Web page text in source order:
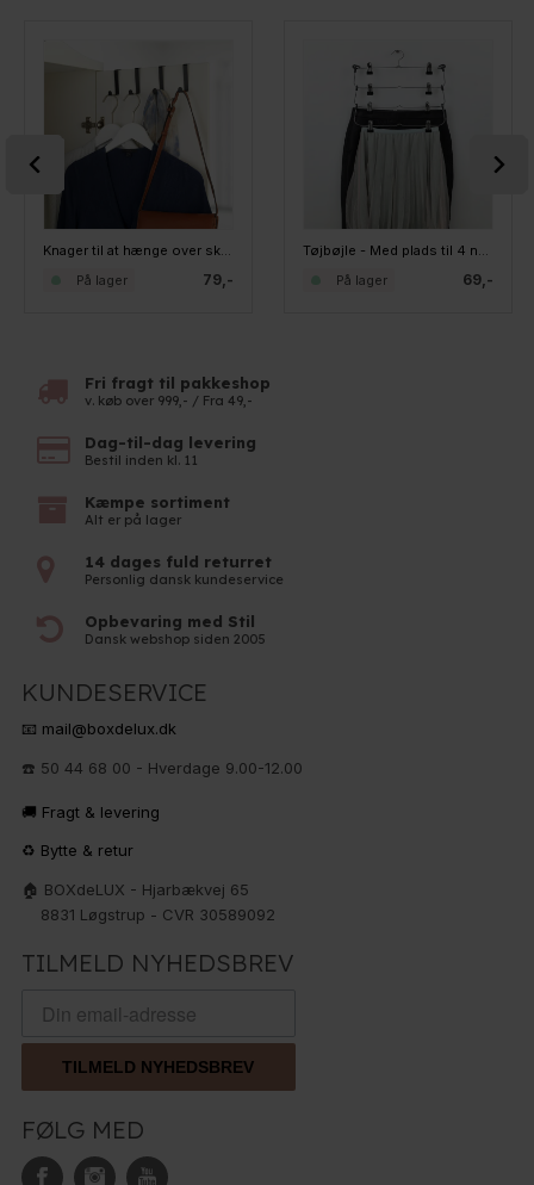
Knager til at hænge over skabslågen/døren - Elba, sæt med 4 stk. SORT
79,-
På lager
Tøjbøjle - Med plads til 4 nederdele
69,-
På lager
Fri fragt til pakkeshop
v. køb over 999,- / Fra 49,-
Dag-til-dag levering
Bestil inden kl. 11
Kæmpe sortiment
Alt er på lager
14 dages fuld returret
Personlig dansk kundeservice
Opbevaring med Stil
Dansk webshop siden 2005
KUNDESERVICE
📧 mail@boxdelux.dk
☎️ 50 44 68 00 - Hverdage 9.00-12.00
🚚 Fragt & levering
♻️ Bytte & retur
🏠 BOXdeLUX - Hjarbækvej 65
8831 Løgstrup - CVR 30589092
TILMELD NYHEDSBREV
TILMELD NYHEDSBREV
FØLG MED